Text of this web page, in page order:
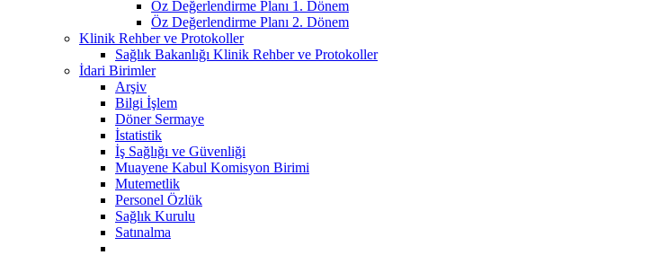
Öz Değerlendirme Planı 1. Dönem
Öz Değerlendirme Planı 2. Dönem
Klinik Rehber ve Protokoller
Sağlık Bakanlığı Klinik Rehber ve Protokoller
İdari Birimler
Arşiv
Bilgi İşlem
Döner Sermaye
İstatistik
İş Sağlığı ve Güvenliği
Muayene Kabul Komisyon Birimi
Mutemetlik
Personel Özlük
Sağlık Kurulu
Satınalma